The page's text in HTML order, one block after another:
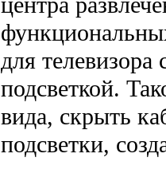
для
подсветкой.
вида, скрыть
подсветки,